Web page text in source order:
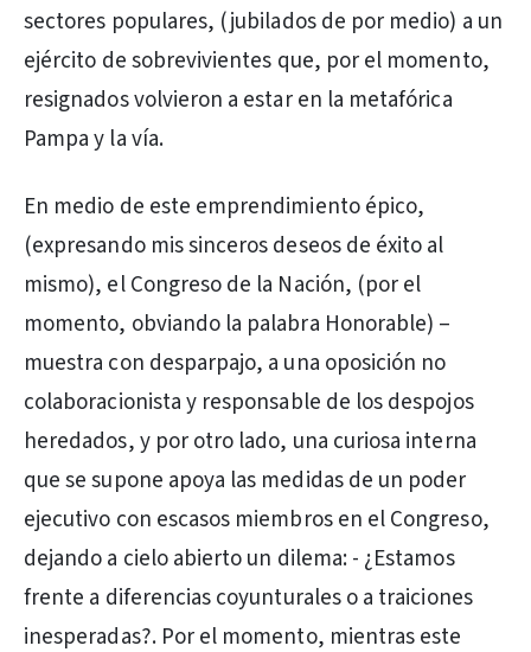
sectores populares, (jubilados de por medio) a un
ejército de sobrevivientes que, por el momento,
resignados volvieron a estar en la metafórica
Pampa y la vía.
En medio de este emprendimiento épico,
(expresando mis sinceros deseos de éxito al
mismo), el Congreso de la Nación, (por el
momento, obviando la palabra Honorable) –
muestra con desparpajo, a una oposición no
colaboracionista y responsable de los despojos
heredados, y por otro lado, una curiosa interna
que se supone apoya las medidas de un poder
ejecutivo con escasos miembros en el Congreso,
dejando a cielo abierto un dilema: - ¿Estamos
frente a diferencias coyunturales o a traiciones
inesperadas?. Por el momento, mientras este